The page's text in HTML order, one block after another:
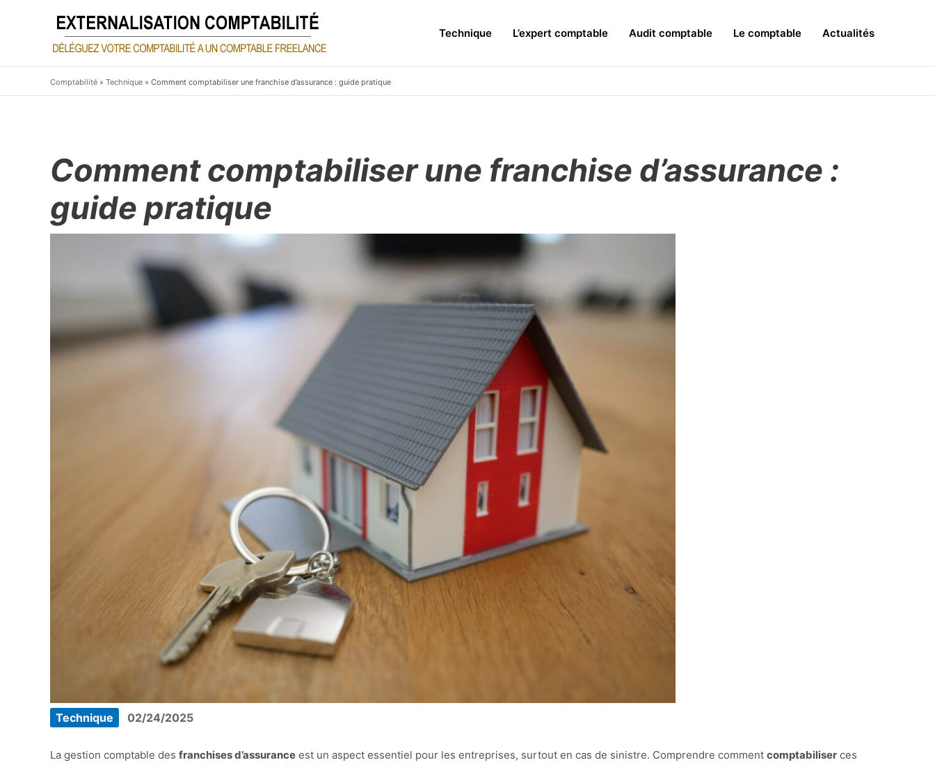
Technique L’expert comptable Audit comptable Le comptable Actualités
Comptabilité » Technique » Comment comptabiliser une franchise d’assurance : guide pratique
Comment comptabiliser une franchise d’assurance :
guide pratique
Technique 02/24/2025
La gestion comptable des franchises d’assurance est un aspect essentiel pour les entreprises, surtout en cas de sinistre. Comprendre comment comptabiliser ces